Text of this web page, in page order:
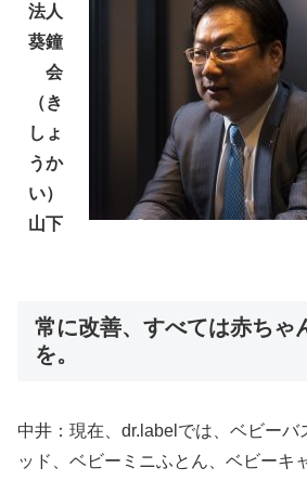
法人
葵鐘
会
（き
しょ
うか
い）
山下
常に改善、すべては赤ちゃ
を。
中井：現在、dr.labelでは、ベビーバ
ッド、ベビーミニふとん、ベビーキ